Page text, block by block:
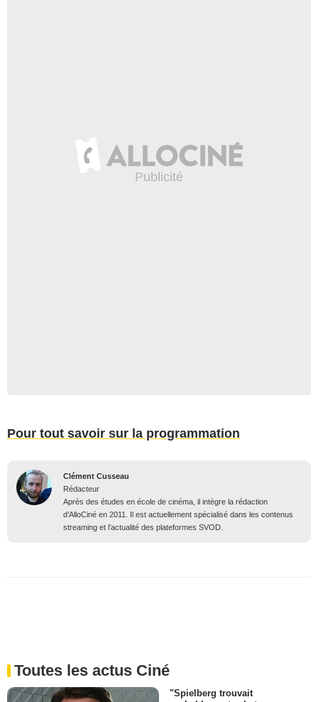
Pour tout savoir sur la programmation
Clément Cusseau
Rédacteur
Après des études en école de cinéma, il intègre la rédaction
d’AlloCiné en 2011. Il est actuellement spécialisé dans les contenus
streaming et l’actualité des plateformes SVOD.
Toutes les actus Ciné
"Spielberg trouvait